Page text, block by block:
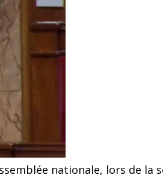
nationale, lors de la